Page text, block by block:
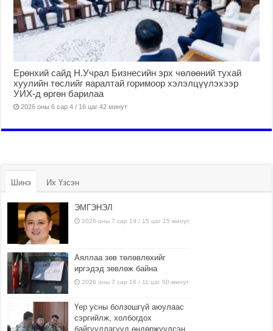
Ерөнхий сайд Н.Учрал Бизнесийн эрх чөлөөний тухай
хуулийн төслийг яаралтай горимоор хэлэлцүүлэхээр
УИХ-д өргөн барилаа
2026 оны 6 сар 4 / 16 цаг 42 минут
Шинэ Их Үзсэн
ЭМГЭНЭЛ
2026 оны 7 сар 19 / 15 цаг 15 минут
Аяллаа зөв төлөвлөхийг
иргэдэд зөвлөж байна
2026 оны 7 сар 16 / 11 цаг 50 минут
Үер усны болзошгүй аюулаас
сэргийлж, холбогдох
байгууллагууд өндөржүүлсэн